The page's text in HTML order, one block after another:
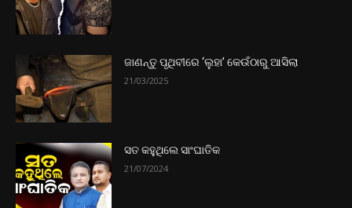
ଜାଣନ୍ତୁ ପୃଥିବୀରେ ‘ଲୁହା’ କେଉଁଠାରୁ ଆସିଲା
21/03/2025
ସତ କହୁଥିଲେ ସାଂଘାତିକ
21/07/2024